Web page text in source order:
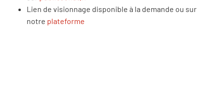
Lien de visionnage disponible à la demande ou sur
notre plateforme